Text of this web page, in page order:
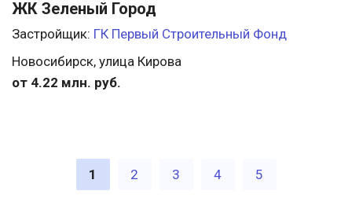
ЖК Зеленый Город
Застройщик: ГК Первый Строительный Фонд
Новосибирск, улица Кирова
от 4.22 млн. руб.
1 2 3 4 5